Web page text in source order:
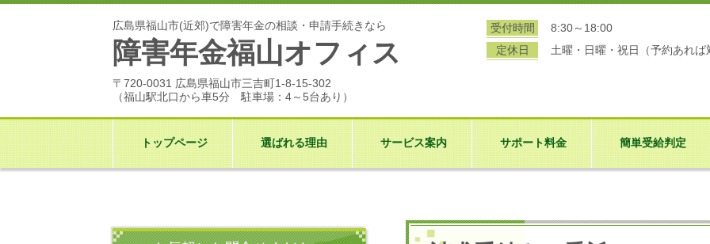
広島県福山市(近郊)で障害年金の相談・申請手続きなら
障害年金福山オフィス
〒720-0031 広島県福山市三吉町1-8-15-302
（福山駅北口から車5分 駐車場：4～5台あり）
受付時間
8:30～18:00
定休日
土曜・日曜・祝日（予約あれば
トップページ 選ばれる理由 サービス案内 サポート料金 簡単受給判定